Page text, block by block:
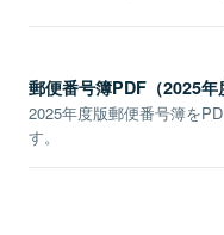
郵便番号簿PDF（2025年
2025年度版郵便番号簿を
す。